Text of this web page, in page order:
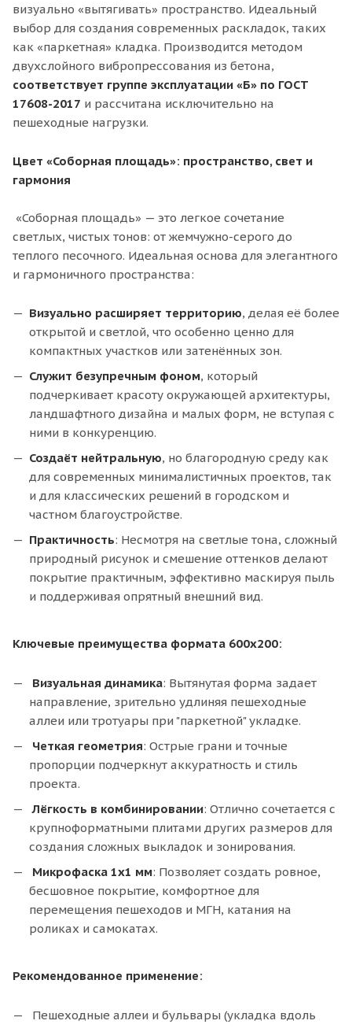
визуально «вытягивать» пространство. Идеальный
выбор для создания современных раскладок, таких
как «паркетная» кладка. Производится методом
двухслойного вибропрессования из бетона,
соответствует группе эксплуатации «Б» по ГОСТ
17608-2017 и рассчитана исключительно на
пешеходные нагрузки.
Цвет «Соборная площадь»: пространство, свет и
гармония
«Соборная площадь» — это легкое сочетание
светлых, чистых тонов: от жемчужно-серого до
теплого песочного. Идеальная основа для элегантного
и гармоничного пространства:
Визуально расширяет территорию, делая её более
открытой и светлой, что особенно ценно для
компактных участков или затенённых зон.
Служит безупречным фоном, который
подчеркивает красоту окружающей архитектуры,
ландшафтного дизайна и малых форм, не вступая с
ними в конкуренцию.
Создаёт нейтральную, но благородную среду как
для современных минималистичных проектов, так
и для классических решений в городском и
частном благоустройстве.
Практичность: Несмотря на светлые тона, сложный
природный рисунок и смешение оттенков делают
покрытие практичным, эффективно маскируя пыль
и поддерживая опрятный внешний вид.
Ключевые преимущества формата 600х200:
Визуальная динамика: Вытянутая форма задает
направление, зрительно удлиняя пешеходные
аллеи или тротуары при "паркетной" укладке.
Четкая геометрия: Острые грани и точные
пропорции подчеркнут аккуратность и стиль
проекта.
Лёгкость в комбинировании: Отлично сочетается с
крупноформатными плитами других размеров для
создания сложных выкладок и зонирования.
Микрофаска 1х1 мм: Позволяет создать ровное,
бесшовное покрытие, комфортное для
перемещения пешеходов и МГН, катания на
роликах и самокатах.
Рекомендованное применение:
Пешеходные аллеи и бульвары (укладка вдоль